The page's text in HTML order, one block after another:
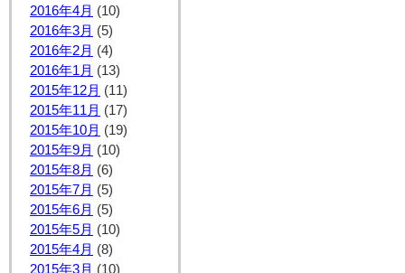
2016年4月 (10)
2016年3月 (5)
2016年2月 (4)
2016年1月 (13)
2015年12月 (11)
2015年11月 (17)
2015年10月 (19)
2015年9月 (10)
2015年8月 (6)
2015年7月 (5)
2015年6月 (5)
2015年5月 (10)
2015年4月 (8)
2015年3月 (10)